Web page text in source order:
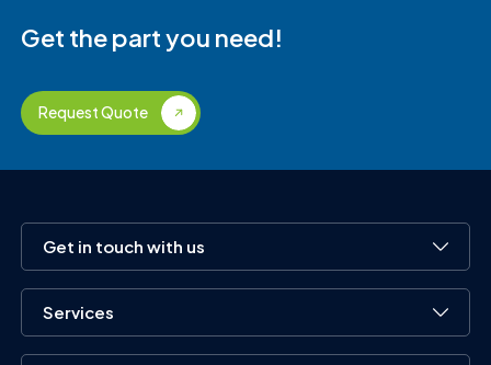
Get the part you need!
Request Quote
Get in touch with us
Services